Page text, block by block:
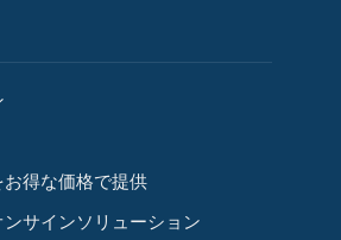
得な価格で提供
サインソリューション